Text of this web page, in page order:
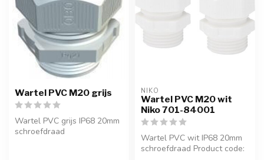
Wartel PVC M20 grijs
Wartel PVC grijs IP68 20mm
schroefdraad
NIKO
Wartel PVC M20 wit
Niko 701-84001
Wartel PVC wit IP68 20mm
schroefdraad Product code: